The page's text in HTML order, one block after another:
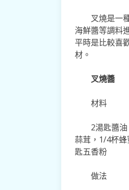
叉燒是一
海鮮醬等調料
平時是比較喜
材。
叉燒醬
材料
2湯匙醬
蒜茸，1/4杯
匙五香粉
做法